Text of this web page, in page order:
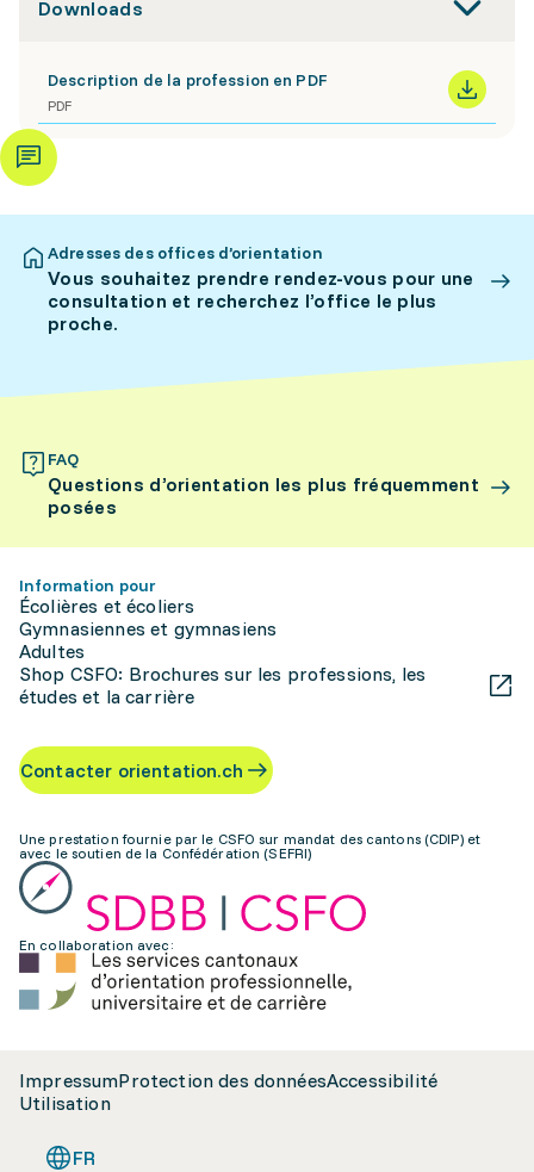
Downloads
Description de la profession en PDF
PDF
Adresses des offices d’orientation
Vous souhaitez prendre rendez-vous pour une
consultation et recherchez l’office le plus
proche.
FAQ
Questions d’orientation les plus fréquemment
posées
Information pour
Écolières et écoliers
Gymnasiennes et gymnasiens
Adultes
Shop CSFO: Brochures sur les professions, les
études et la carrière
Contacter orientation.ch
Une prestation fournie par le CSFO sur mandat des cantons (CDIP) et
avec le soutien de la Confédération (SEFRI)
En collaboration avec:
ImpressumProtection des donnéesAccessibilité
Utilisation
FR